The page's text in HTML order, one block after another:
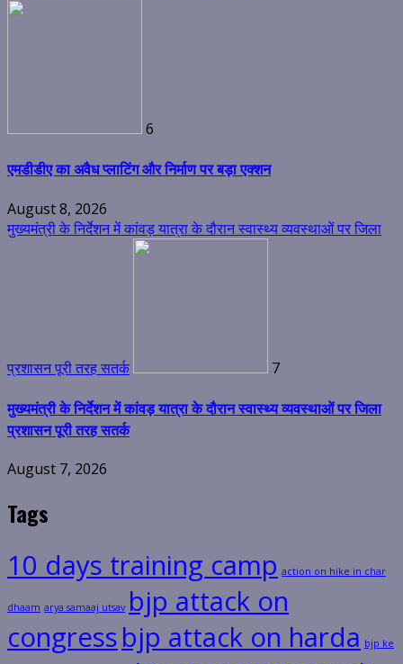
6
एमडीडीए का अवैध प्लाटिंग और निर्माण पर बड़ा एक्शन
August 8, 2026
मुख्यमंत्री के निर्देशन में कांवड़ यात्रा के दौरान स्वास्थ्य व्यवस्थाओं पर जिला
प्रशासन पूरी तरह सतर्क 7
मुख्यमंत्री के निर्देशन में कांवड़ यात्रा के दौरान स्वास्थ्य व्यवस्थाओं पर जिला
प्रशासन पूरी तरह सतर्क
August 7, 2026
Tags
10 days training camp action on hike in char
dhaam arya samaaj utsav bjp attack on
congressbjp attack on harda bjp ke